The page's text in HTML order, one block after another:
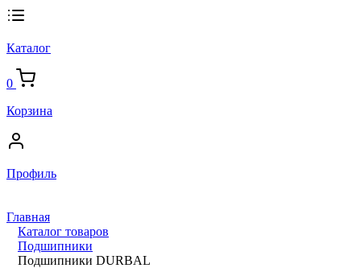
Каталог
0
Корзина
Профиль
Главная
Каталог товаров
Подшипники
Подшипники DURBAL